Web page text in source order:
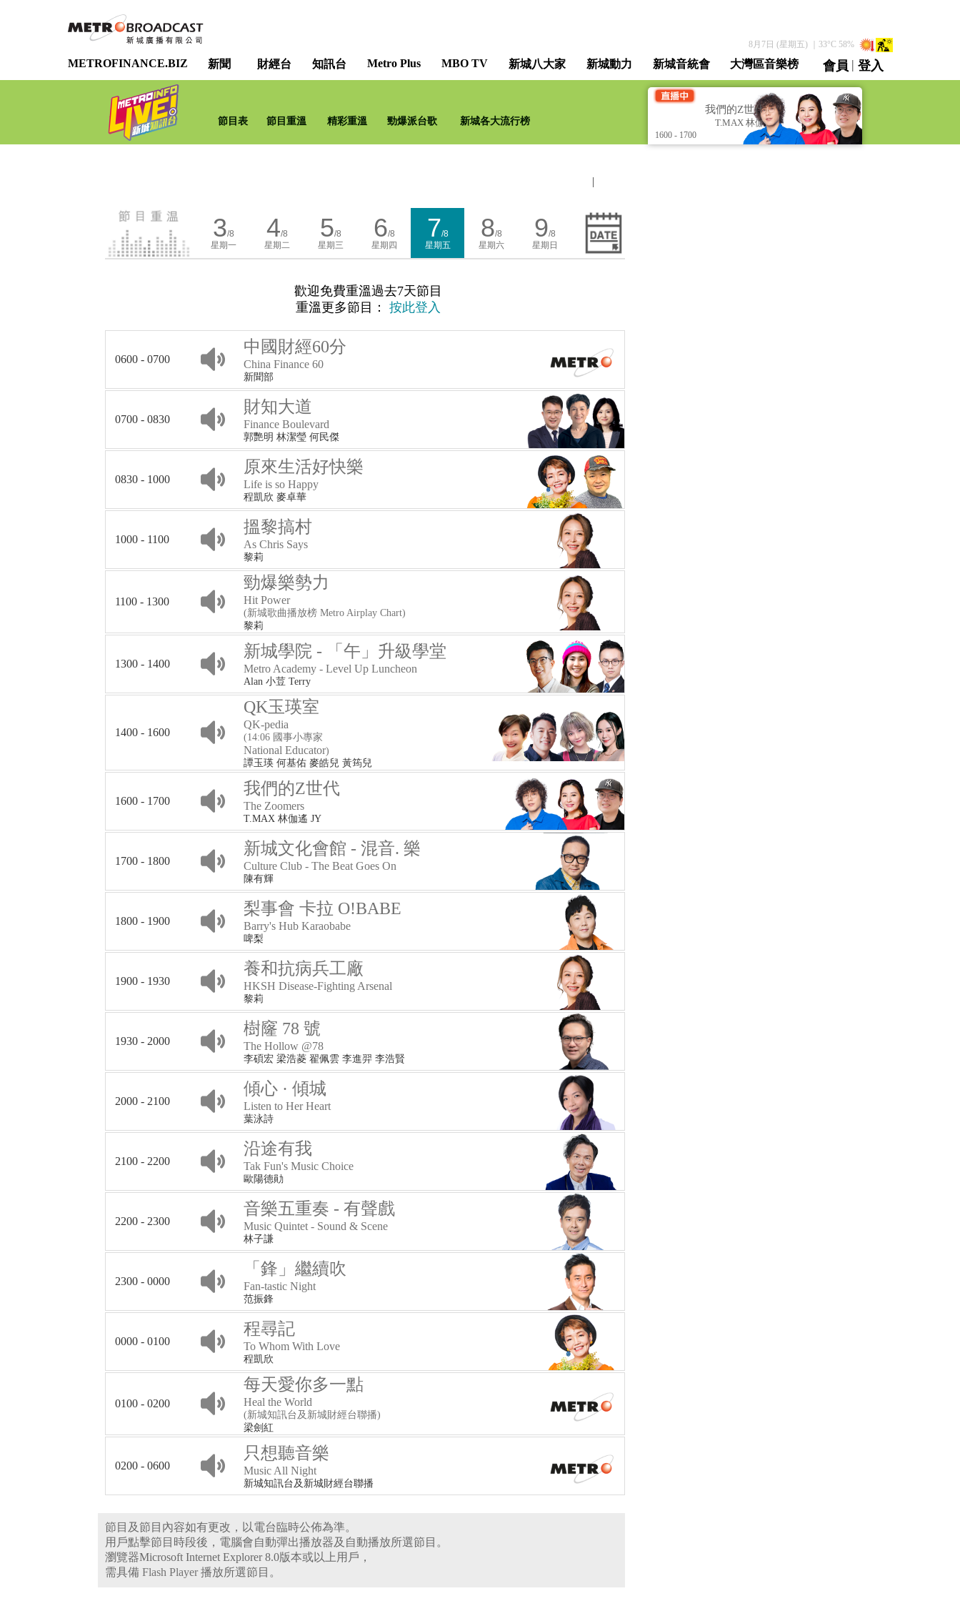
8月7日 (星期五)｜ 33°C 58%
METROFINANCE.BIZ 新聞 財經台 知訊台 Metro Plus MBO TV 新城八大家 新城動力 新城音統會 大灣區音樂榜 會員 | 登入
直播 / 重溫
節目表 節目重溫 精彩重溫 勁爆派台歌 新城各大流行榜
我們的Z世代 [The Zoomers]
T.MAX 林伽遙 JY T.MAX 林伽遙 JY
1600 - 1700
|
3/8
星期一
4/8
星期二
5/8
星期三
6/8
星期四
7/8
星期五
8/8
星期六
9/8
星期日
歡迎免費重溫過去7天節目
重溫更多節目： 按此登入
0600 - 0700
中國財經60分
China Finance 60
新聞部
0700 - 0830
財知大道
Finance Boulevard
郭艷明 林潔瑩 何民傑
0830 - 1000
原來生活好快樂
Life is so Happy
程凱欣 麥卓華
1000 - 1100
搵黎搞村
As Chris Says
黎莉
1100 - 1300
勁爆樂勢力
Hit Power
(新城歌曲播放榜 Metro Airplay Chart)
黎莉
1300 - 1400
新城學院 - 「午」升級學堂
Metro Academy - Level Up Luncheon
Alan 小荳 Terry
1400 - 1600
QK玉瑛室
QK-pedia
(14:06 國事小專家
National Educator)
譚玉瑛 何基佑 麥皓兒 黃筠兒
1600 - 1700
我們的Z世代
The Zoomers
T.MAX 林伽遙 JY
1700 - 1800
新城文化會館 - 混音. 樂
Culture Club - The Beat Goes On
陳有輝
1800 - 1900
梨事會 卡拉 O!BABE
Barry's Hub Karaobabe
啤梨
1900 - 1930
養和抗病兵工廠
HKSH Disease-Fighting Arsenal
黎莉
1930 - 2000
樹窿 78 號
The Hollow @78
李碩宏 梁浩菱 翟佩雲 李進羿 李浩賢
2000 - 2100
傾心 · 傾城
Listen to Her Heart
葉泳詩
2100 - 2200
沿途有我
Tak Fun's Music Choice
歐陽德勛
2200 - 2300
音樂五重奏 - 有聲戲
Music Quintet - Sound & Scene
林子謙
2300 - 0000
「鋒」繼續吹
Fan-tastic Night
范振鋒
0000 - 0100
程尋記
To Whom With Love
程凱欣
0100 - 0200
每天愛你多一點
Heal the World
(新城知訊台及新城財經台聯播)
梁劍紅
0200 - 0600
只想聽音樂
Music All Night
新城知訊台及新城財經台聯播
節目及節目內容如有更改，以電台臨時公佈為準。
用戶點擊節目時段後，電腦會自動彈出播放器及自動播放所選節目。
瀏覽器Microsoft Internet Explorer 8.0版本或以上用戶，
需具備 Flash Player 播放所選節目。